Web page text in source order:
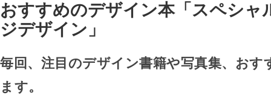
おすすめのデザイン本「スペシャ
ジデザイン」
毎回、注目のデザイン書籍や写真集、おす
ます。